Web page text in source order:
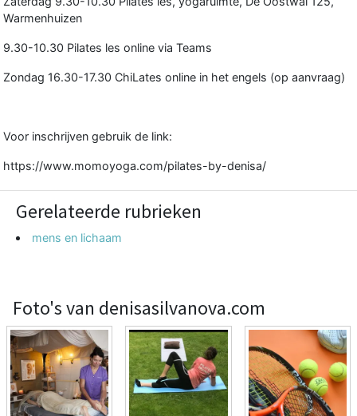
Warmenhuizen
9.30-10.30 Pilates les online via Teams
Zondag 16.30-17.30 ChiLates online in het engels (op aanvraag)
Voor inschrijven gebruik de link:
https://www.momoyoga.com/pilates-by-denisa/
Gerelateerde rubrieken
mens en lichaam
Foto's van denisasilvanova.com